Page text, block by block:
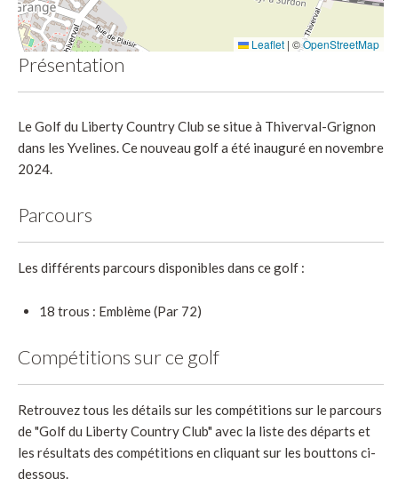
Leaflet | ©OpenStreetMap
Présentation
Le Golf du Liberty Country Club se situe à Thiverval-Grignon
dans les Yvelines. Ce nouveau golf a été inauguré en novembre
2024.
Parcours
Les différents parcours disponibles dans ce golf :
18 trous : Emblème (Par 72)
Compétitions sur ce golf
Retrouvez tous les détails sur les compétitions sur le parcours
de "Golf du Liberty Country Club" avec la liste des départs et
les résultats des compétitions en cliquant sur les bouttons ci-
dessous.